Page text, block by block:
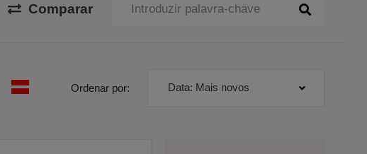
Comparar
Ordenar por: Data: Mais novos